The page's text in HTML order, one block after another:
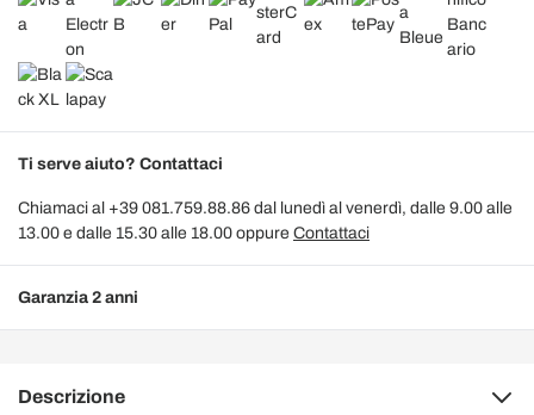
Ti serve aiuto? Contattaci
Chiamaci al +39 081.759.88.86 dal lunedì al venerdì, dalle 9.00 alle
13.00 e dalle 15.30 alle 18.00 oppure Contattaci
Garanzia 2 anni
Descrizione